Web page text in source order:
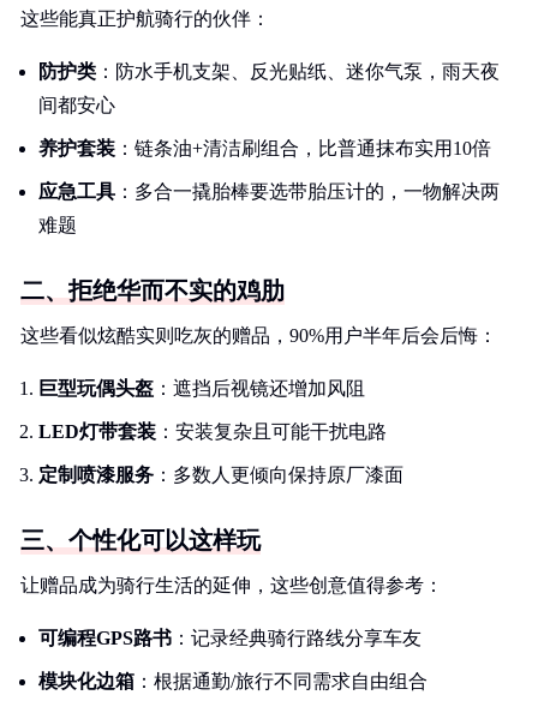
这些能真正护航骑行的伙伴：
防护类 ：防水手机支架、反光贴纸、迷你气泵，雨天夜
间都安心
养护套装 ：链条油+清洁刷组合，比普通抹布实用10倍
应急工具 ：多合一撬胎棒要选带胎压计的，一物解决两
难题
二、拒绝华而不实的鸡肋
这些看似炫酷实则吃灰的赠品，90%用户半年后会后悔：
巨型玩偶头盔 ：遮挡后视镜还增加风阻
LED灯带套装 ：安装复杂且可能干扰电路
定制喷漆服务 ：多数人更倾向保持原厂漆面
三、个性化可以这样玩
让赠品成为骑行生活的延伸，这些创意值得参考：
可编程GPS路书 ：记录经典骑行路线分享车友
模块化边箱 ：根据通勤/旅行不同需求自由组合